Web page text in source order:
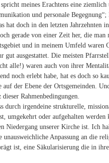
meines Erachtens eine
und personale
hat doch in den letzten Jahrzehnten
gerade von einer Zeit her, die
und in meinem Umfeld waren
gut ausgestattet. Die meisten
alle!) waren auch von ihrer
noch erlebt habe, hat es doch so
der Ebene der Ortsgemeinden.
Rahmenbedingungen.
durch irgendeine strukturelle,
umgekehrt oder aufgehalten
Niedergang unserer Kirche ist. Ich
Anpassung an die
ist, eine Säkularisierung die in